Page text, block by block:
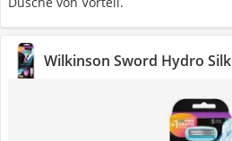
Wilkinson Sword Hydro Silk